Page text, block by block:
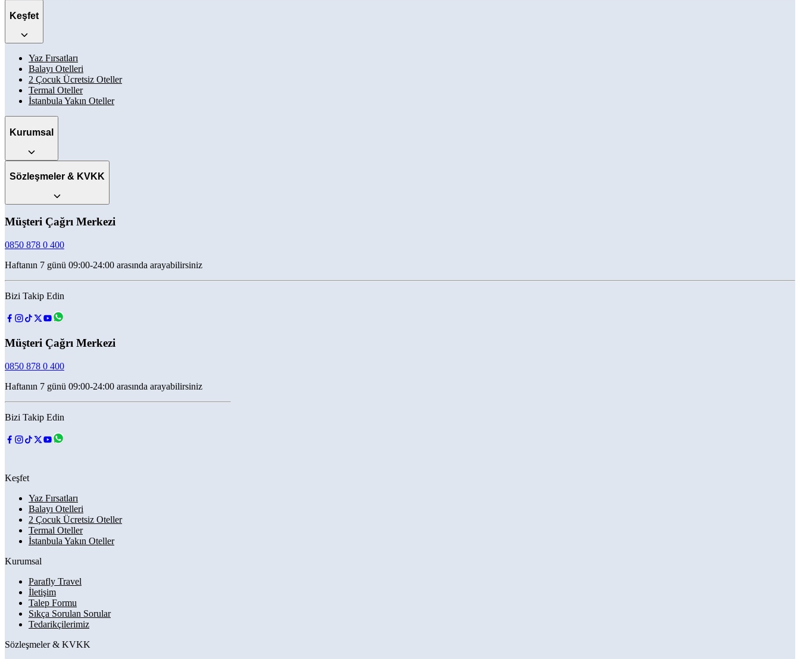
Keşfet
Yaz Fırsatları
Balayı Otelleri
2 Çocuk Ücretsiz Oteller
Termal Oteller
İstanbula Yakın Oteller
Kurumsal
Sözleşmeler & KVKK
Müşteri Çağrı Merkezi
0850 878 0 400
Haftanın 7 günü 09:00-24:00 arasında arayabilirsiniz
Bizi Takip Edin
Müşteri Çağrı Merkezi
0850 878 0 400
Haftanın 7 günü 09:00-24:00 arasında arayabilirsiniz
Bizi Takip Edin
Keşfet
Yaz Fırsatları
Balayı Otelleri
2 Çocuk Ücretsiz Oteller
Termal Oteller
İstanbula Yakın Oteller
Kurumsal
Parafly Travel
İletişim
Talep Formu
Sıkça Sorulan Sorular
Tedarikçilerimiz
Sözleşmeler & KVKK